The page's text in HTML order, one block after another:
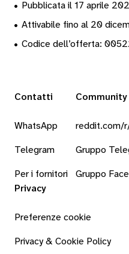
• Pubblicata il 17 aprile
• Attivabile fino al 20
• Codice dell’offerta:
Contatti
WhatsApp
Telegram
Per i fornitori
Community
reddit.com/
Gruppo
Gruppo
Privacy
Preferenze cookie
Privacy & Cookie Policy